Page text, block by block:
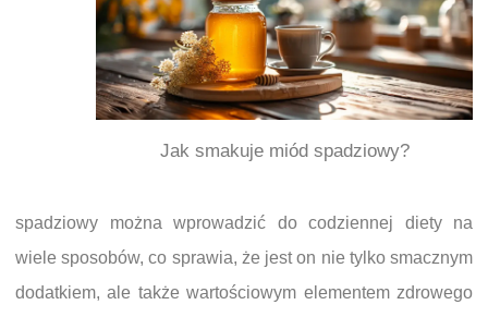
Jak smakuje miód spadziowy?
spadziowy można wprowadzić do codziennej diety na
wiele sposobów, co sprawia, że jest on nie tylko smacznym
dodatkiem, ale także wartościowym elementem zdrowego